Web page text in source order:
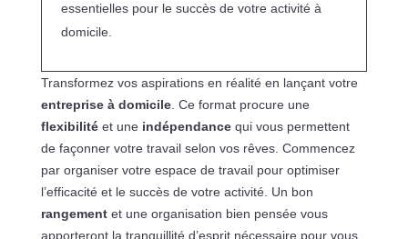
essentielles pour le succès de votre activité à
domicile.
Transformez vos aspirations en réalité en lançant votre
entreprise à domicile. Ce format procure une
flexibilitéet une indépendancequi vous permettent
de façonner votre travail selon vos rêves. Commencez
par organiser votre espace de travail pour optimiser
l’efficacité et le succès de votre activité. Un bon
rangementet une organisation bien pensée vous
apporteront la tranquillité d’esprit nécessaire pour vous